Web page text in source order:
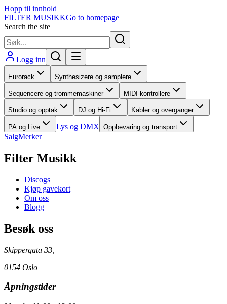
Hopp til innhold
FILTER MUSIKKGo to homepage
Search the site
Logg inn
Eurorack Synthesizere og samplere
Sequencere og trommemaskiner MIDI-kontrollere
Studio og opptak DJ og Hi-Fi Kabler og overganger
PA og Live Lys og DMX Oppbevaring og transport
SalgMerker
Filter Musikk
Discogs
Kjøp gavekort
Om oss
Blogg
Besøk oss
Skippergata 33,
0154 Oslo
Åpningstider